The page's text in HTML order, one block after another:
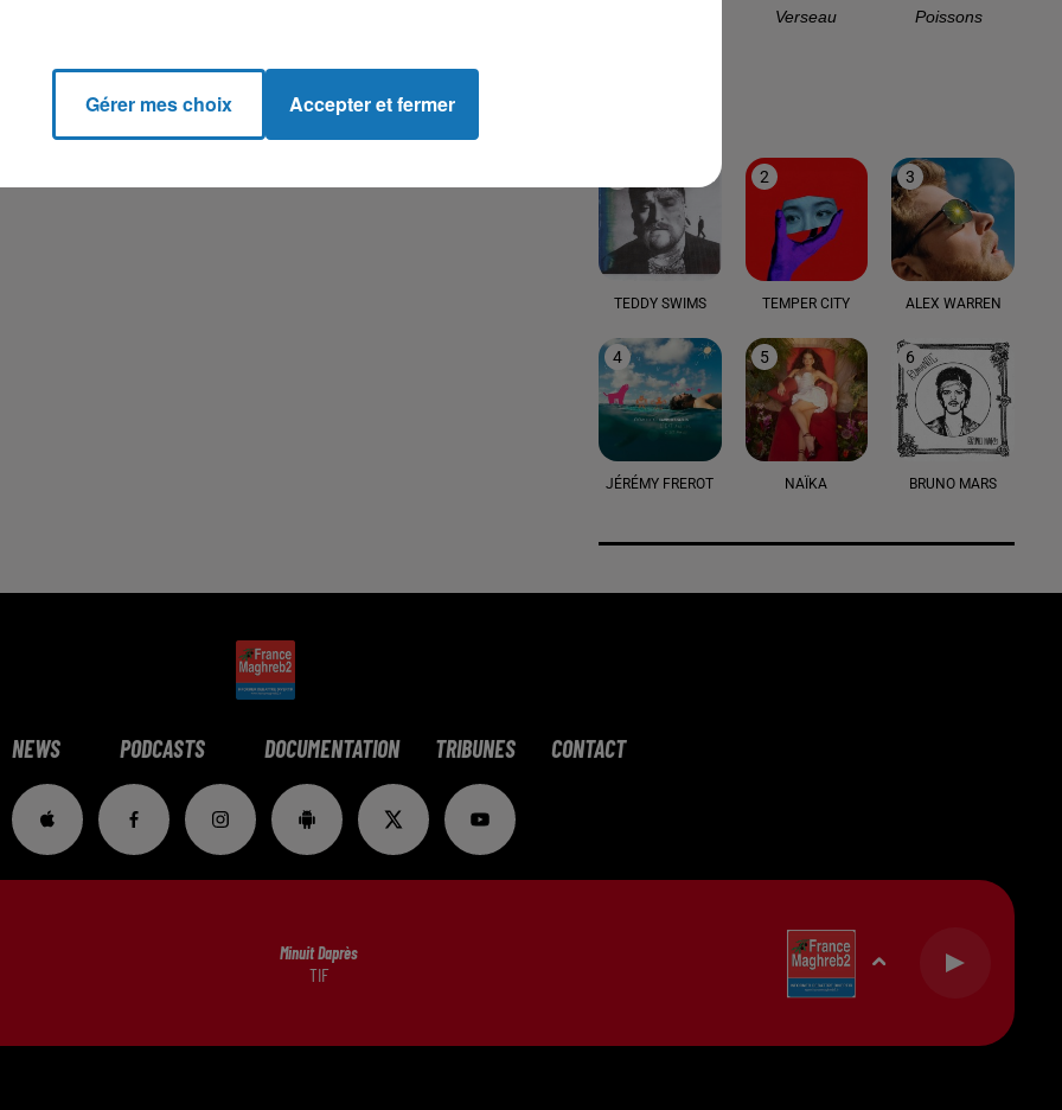
Verseau Poissons
TEDDY SWIMS
2
TEMPER CITY
3
ALEX WARREN
4
JÉRÉMY FREROT
5
NAÏKA
6
BRUNO MARS
NEWS PODCASTS DOCUMENTATION TRIBUNES CONTACT
Minuit Daprès
TIF
Gérer mes choix Accepter et fermer